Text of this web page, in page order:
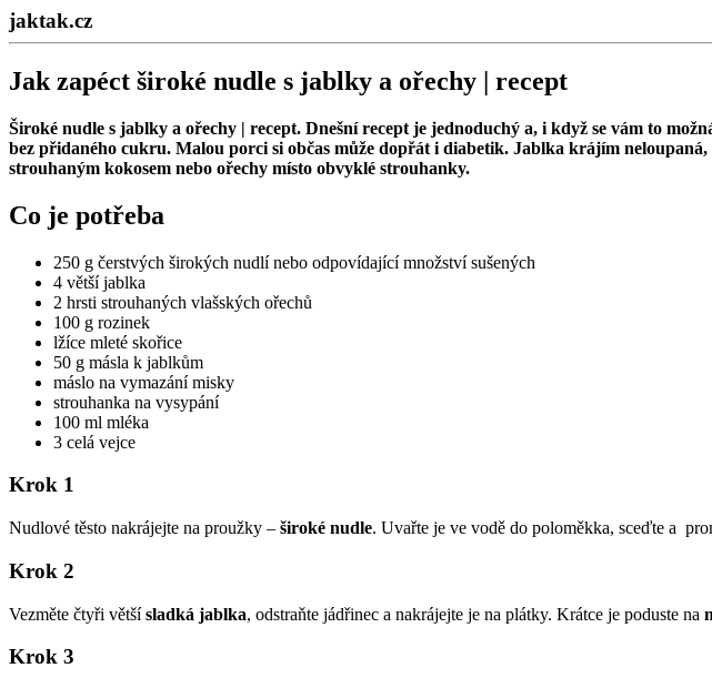
jaktak.cz
Jak zapéct široké nudle s jablky a ořechy | recept
Široké nudle s jablky a ořechy | recept. Dnešní recept je jednoduchý a, i když se vám to
bez přidaného cukru. Malou porci si občas může dopřát i diabetik. Jablka krájím
strouhaným kokosem nebo ořechy místo obvyklé strouhanky.
Co je potřeba
250 g čerstvých širokých nudlí nebo odpovídající množství sušených
4 větší jablka
2 hrsti strouhaných vlašských ořechů
100 g rozinek
lžíce mleté skořice
50 g másla k jablkům
máslo na vymazání misky
strouhanka na vysypání
100 ml mléka
3 celá vejce
Krok 1
Nudlové těsto nakrájejte na proužky – široké nudle. Uvařte je ve vodě do poloměkka, sceďte a
Krok 2
Vezměte čtyři většísladká jablka, odstraňte jádřinec a nakrájejte je na plátky. Krátce je poduste na
Krok 3